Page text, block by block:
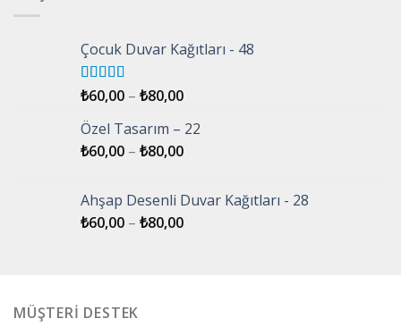
Çocuk Duvar Kağıtları - 48
5 üzerinden
5.00oy aldı
₺60,00 – ₺80,00
Özel Tasarım – 22
₺60,00 – ₺80,00
Ahşap Desenli Duvar Kağıtları - 28
₺60,00 – ₺80,00
MÜŞTERİ DESTEK